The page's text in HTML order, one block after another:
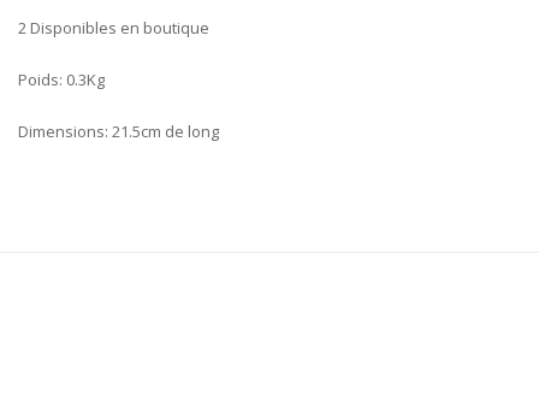
2 Disponibles en boutique
Poids: 0.3Kg
Dimensions: 21.5cm de long